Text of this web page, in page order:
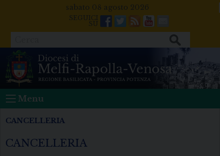
sabato 08 agosto 2026
Facebook
Twitter
FeedsYoutube
Mail
Menu
CANCELLERIA
CANCELLERIA